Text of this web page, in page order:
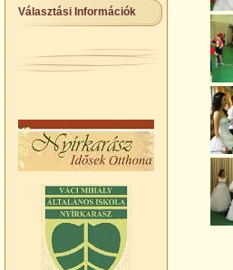
Választási Információk